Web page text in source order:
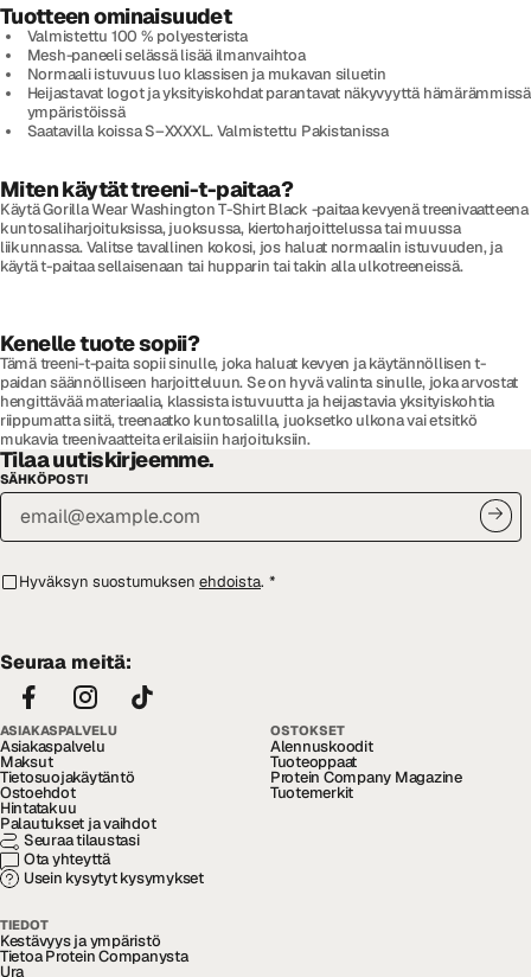
Tuotteen ominaisuudet
Valmistettu 100 % polyesterista
Mesh-paneeli selässä lisää ilmanvaihtoa
Normaali istuvuus luo klassisen ja mukavan siluetin
Heijastavat logot ja yksityiskohdat parantavat näkyvyyttä hämärämmissä
ympäristöissä
Saatavilla koissa S–XXXXL. Valmistettu Pakistanissa
Miten käytät treeni-t-paitaa?
Käytä Gorilla Wear Washington T-Shirt Black -paitaa kevyenä treenivaatteena
kuntosaliharjoituksissa, juoksussa, kiertoharjoittelussa tai muussa
liikunnassa. Valitse tavallinen kokosi, jos haluat normaalin istuvuuden, ja
käytä t-paitaa sellaisenaan tai hupparin tai takin alla ulkotreeneissä.
Kenelle tuote sopii?
Tämä treeni-t-paita sopii sinulle, joka haluat kevyen ja käytännöllisen t-
paidan säännölliseen harjoitteluun. Se on hyvä valinta sinulle, joka arvostat
hengittävää materiaalia, klassista istuvuutta ja heijastavia yksityiskohtia
riippumatta siitä, treenaatko kuntosalilla, juoksetko ulkona vai etsitkö
mukavia treenivaatteita erilaisiin harjoituksiin.
Tilaa uutiskirjeemme.
SÄHKÖPOSTI
Hyväksyn suostumuksen ehdoista. *
Seuraa meitä:
ASIAKASPALVELU
Asiakaspalvelu
Maksut
Tietosuojakäytäntö
Ostoehdot
Hintatakuu
Palautukset ja vaihdot
Seuraa tilaustasi
Ota yhteyttä
Usein kysytyt kysymykset
OSTOKSET
Alennuskoodit
Tuoteoppaat
Protein Company Magazine
Tuotemerkit
TIEDOT
Kestävyys ja ympäristö
Tietoa Protein Companysta
Ura